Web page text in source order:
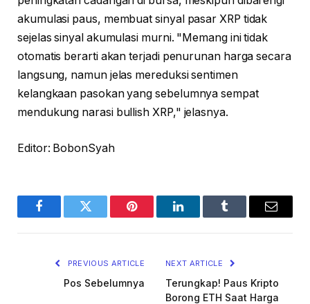
akumulasi paus, membuat sinyal pasar XRP tidak
sejelas sinyal akumulasi murni. "Memang ini tidak
otomatis berarti akan terjadi penurunan harga secara
langsung, namun jelas mereduksi sentimen
kelangkaan pasokan yang sebelumnya sempat
mendukung narasi bullish XRP," jelasnya.
Editor: BobonSyah
FacebookTwitter Pinterest LinkedInTumblr Email
PREVIOUS ARTICLE
Pos Sebelumnya
NEXT ARTICLE
Terungkap! Paus Kripto
Borong ETH Saat Harga